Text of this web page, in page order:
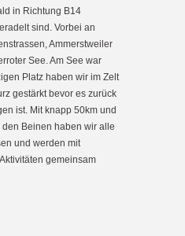
in Richtung B14
sind. Vorbei an
Ammerstweiler
See. Am See war
Platz haben wir im Zelt
gestärkt bevor es zurück
ist. Mit knapp 50km und
Beinen haben wir alle
und werden mit
gemeinsam